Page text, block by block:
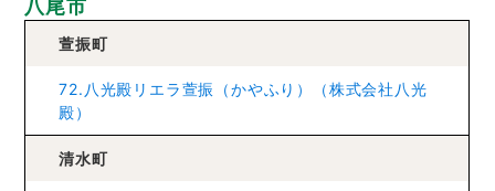
八尾市
萱振町
72.八光殿リエラ萱振（かやふり）（株式会社八光
殿）
清水町